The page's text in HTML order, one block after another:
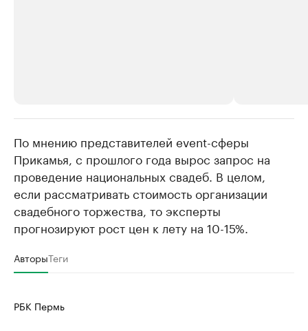
Крупнейшие производители и
продавцы медийной продукции
Ознакомьтесь с информацией в каталоге
Страховые
Посмотрите в
По мнению представителей event-сферы
Прикамья, с прошлого года вырос запрос на
проведение национальных свадеб. В целом,
если рассматривать стоимость организации
свадебного торжества, то эксперты
прогнозируют рост цен к лету на 10-15%.
АвторыТеги
РБК Пермь